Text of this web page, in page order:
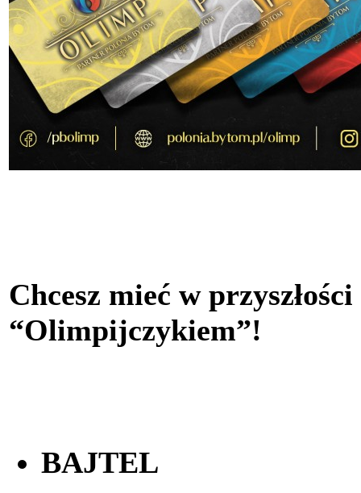
Chcesz mieć w
“Olimpijczykiem”!
BAJTEL